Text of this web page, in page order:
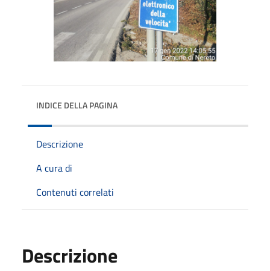
INDICE DELLA PAGINA
Descrizione
A cura di
Contenuti correlati
Descrizione